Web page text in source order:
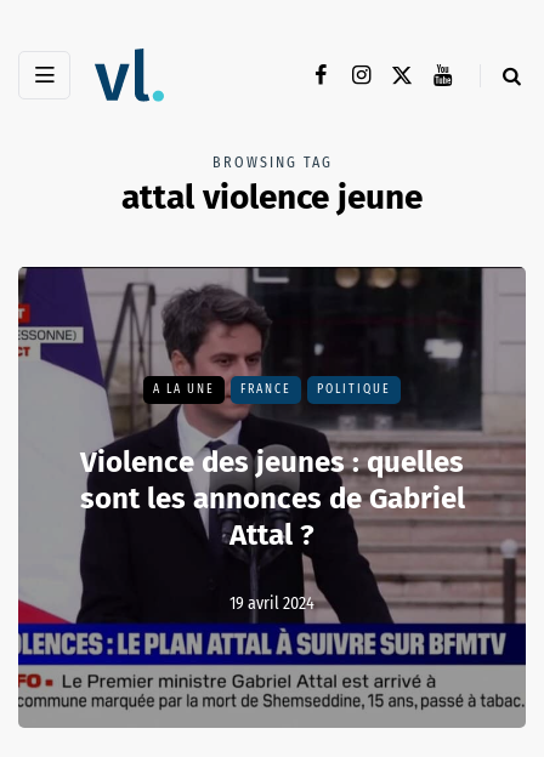
BROWSING TAG
attal violence jeune
A LA UNE FRANCE POLITIQUE
Violence des jeunes : quelles
sont les annonces de Gabriel
Attal ?
19 avril 2024